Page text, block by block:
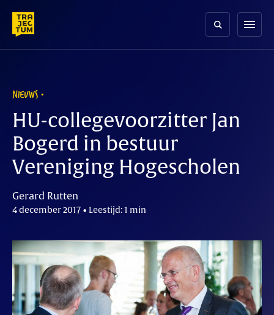
content
menu
NIEUWS
HU-collegevoorzitter Jan
Bogerd in bestuur
Vereniging Hogescholen
Gerard Rutten
4 december 2017 • Leestijd: 1 min